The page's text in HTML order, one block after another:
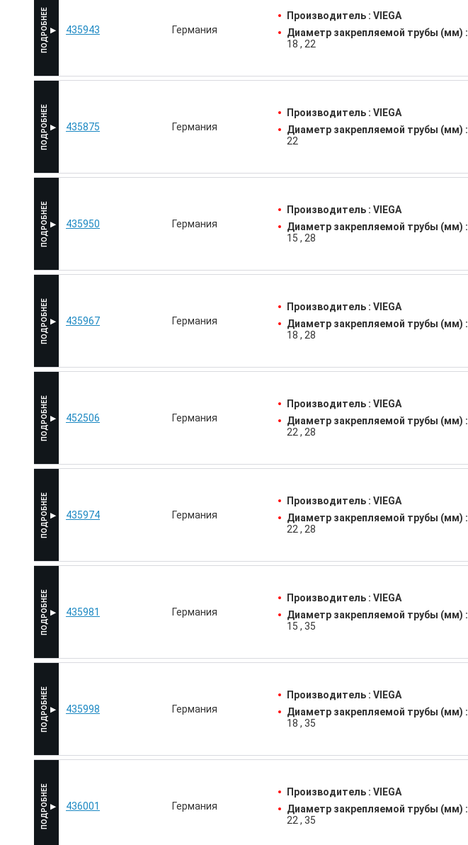
435943 Германия
Производитель : VIEGA
Диаметр закрепляемой трубы (мм) :
18
22
435875 Германия
Производитель : VIEGA
Диаметр закрепляемой трубы (мм) :
22
435950 Германия
Производитель : VIEGA
Диаметр закрепляемой трубы (мм) :
15
28
435967 Германия
Производитель : VIEGA
Диаметр закрепляемой трубы (мм) :
18
28
452506 Германия
Производитель : VIEGA
Диаметр закрепляемой трубы (мм) :
22
28
435974 Германия
Производитель : VIEGA
Диаметр закрепляемой трубы (мм) :
22
28
435981 Германия
Производитель : VIEGA
Диаметр закрепляемой трубы (мм) :
15
35
435998 Германия
Производитель : VIEGA
Диаметр закрепляемой трубы (мм) :
18
35
436001 Германия
Производитель : VIEGA
Диаметр закрепляемой трубы (мм) :
22
35